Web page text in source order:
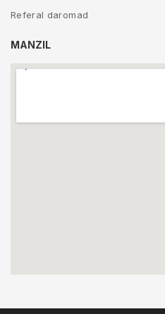
Referal daromad
MANZIL